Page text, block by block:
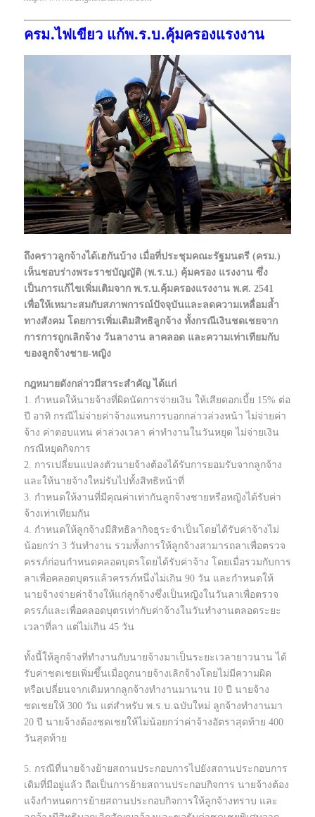
ครม.ไฟเขียว แก้พ.ร.บ.คุ้มครองแรงงาน
ถึงคราวลูกจ้างได้เฮกันบ้าง เมื่อที่ประชุมคณะรัฐมนตรี (ครม.)
เห็นชอบร่างพระราชบัญญัติ (พ.ร.บ.) คุ้มครอง แรงงาน ซึ่ง
เป็นการแก้ไขเพิ่มเติมจาก พ.ร.บ.คุ้มครองแรงงาน พ.ศ. 2541
เพื่อให้เหมาะสมกับสภาพการณ์ปัจจุบันและลดความเหลื่อมล้ำ
ทางสังคม โดยการเพิ่มเติมสิทธิลูกจ้าง ทั้งกรณีเงินชดเชยจาก
การการถูกเลิกจ้าง วันลางาน ลาคลอด และความเท่าเทียมกับ
ของลูกจ้างชาย-หญิง
กฎหมายดังกล่าวมีสาระสำคัญ ได้แก่
1. กำหนดให้นายจ้างที่ผิดนัดการจ่ายเงิน ให้เสียดอกเบี้ย 15% ต่อ
ปี อาทิ กรณีไม่จ่ายค่าจ้างแทนการบอกกล่าวล่วงหน้า ไม่จ่ายค่า
จ้าง ค่าตอบแทน ค่าล่วงเวลา ค่าทำงานในวันหยุด ไม่จ่ายเงิน
กรณีหยุดกิจการ
2. การเปลี่ยนแปลงตัวนายจ้างต้องได้รับการยอมรับจากลูกจ้าง
และให้นายจ้างใหม่รับไปทั้งสิทธิหน้าที่
3. กำหนดให้งานที่มีคุณค่าเท่ากันลูกจ้างชายหรือหญิงได้รับค่า
จ้างเท่าเทียมกัน
4. กำหนดให้ลูกจ้างมีสิทธิลากิจธุระจำเป็นโดยได้รับค่าจ้างไม่
น้อยกว่า 3 วันทำงาน รวมทั้งการให้ลูกจ้างสามารถลาเพื่อตรวจ
ครรภ์ก่อนกำหนดคลอดบุตรโดยได้รับค่าจ้าง โดยเมื่อรวมกับการ
ลาเพื่อคลอดบุตรแล้วครรภ์หนึ่งไม่เกิน 90 วัน และกำหนดให้
นายจ้างจ่ายค่าจ้างให้แก่ลูกจ้างซึ่งเป็นหญิงในวันลาเพื่อตรวจ
ครรภ์และเพื่อคลอดบุตรเท่ากับค่าจ้างในวันทำงานตลอดระยะ
เวลาที่ลา แต่ไม่เกิน 45 วัน
ทั้งนี้ให้ลูกจ้างที่ทำงานกับนายจ้างมาเป็นระยะเวลายาวนาน ได้
รับค่าชดเชยเพิ่มขึ้นเมื่อถูกนายจ้างเลิกจ้างโดยไม่มีความผิด
หรือเปลี่ยนจากเดิมหากลูกจ้างทำงานมานาน 10 ปี นายจ้าง
ชดเชยให้ 300 วัน แต่สำหรับ พ.ร.บ.ฉบับใหม่ ลูกจ้างทำงานมา
20 ปี นายจ้างต้องชดเชยให้ไม่น้อยกว่าค่าจ้างอัตราสุดท้าย 400
วันสุดท้าย
5. กรณีที่นายจ้างย้ายสถานประกอบการไปยังสถานประกอบการ
เดิมที่มีอยู่แล้ว ถือเป็นการย้ายสถานประกอบกิจการ นายจ้างต้อง
แจ้งกำหนดการย้ายสถานประกอบกิจการให้ลูกจ้างทราบ และ